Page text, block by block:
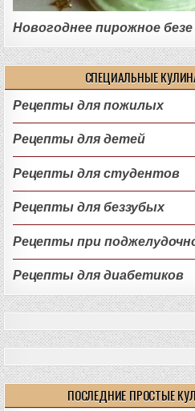
Новогоднее пирожное безе
СПЕЦИАЛЬНЫЕ
Рецепты для пожилых
Рецепты для детей
Рецепты для студентов
Рецепты для беззубых
Рецепты при
Рецепты для диабетиков
ПОСЛЕДНИЕ ПРОСТЫЕ